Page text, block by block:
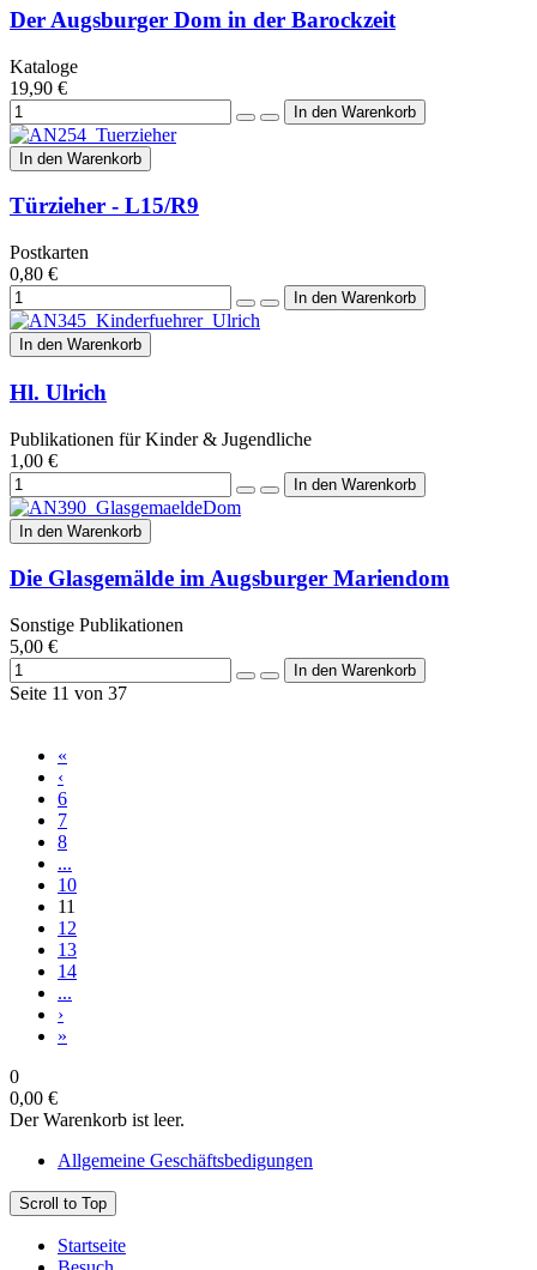
Der Augsburger Dom in der Barockzeit
Kataloge
19,90 €
In den Warenkorb
Türzieher - L15/R9
Postkarten
0,80 €
In den Warenkorb
Hl. Ulrich
Publikationen für Kinder & Jugendliche
1,00 €
In den Warenkorb
Die Glasgemälde im Augsburger Mariendom
Sonstige Publikationen
5,00 €
Seite 11 von 37
«
‹
6
7
8
...
10
11
12
13
14
...
›
»
0
0,00 €
Der Warenkorb ist leer.
Allgemeine Geschäftsbedigungen
Scroll to Top
Startseite